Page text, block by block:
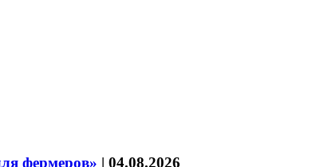
фермеров» | 04.08.2026